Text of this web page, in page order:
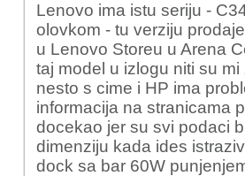
Lenovo ima istu seriju -
olovkom - tu verziju
u Lenovo Storeu u Arena
taj model u izlogu niti su
nesto s cime i HP ima
informacija na stranicama
docekao jer su svi podaci
dimenziju kada ides
dock sa bar 60W